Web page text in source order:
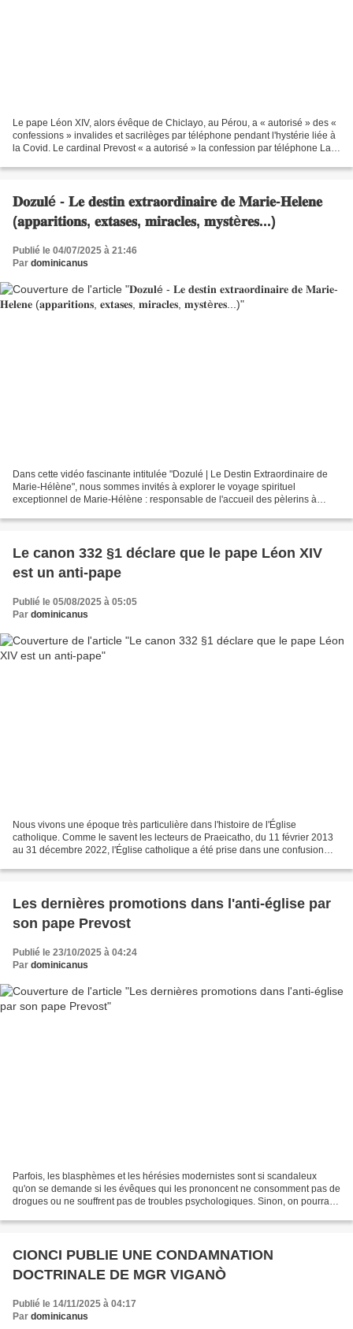
Le pape Léon XIV, alors évêque de Chiclayo, au Pérou, a « autorisé » des «
confessions » invalides et sacrilèges par téléphone pendant l'hystérie liée à
la Covid. Le cardinal Prevost « a autorisé » la confession par téléphone La
𝐃𝐨𝐳𝐮𝐥é - 𝐋𝐞 𝐝𝐞𝐬𝐭𝐢𝐧 𝐞𝐱𝐭𝐫𝐚𝐨𝐫𝐝𝐢𝐧𝐚𝐢𝐫𝐞 𝐝𝐞 𝐌𝐚𝐫𝐢𝐞-𝐇𝐞𝐥𝐞𝐧𝐞
(𝐚𝐩𝐩𝐚𝐫𝐢𝐭𝐢𝐨𝐧𝐬, 𝐞𝐱𝐭𝐚𝐬𝐞𝐬, 𝐦𝐢𝐫𝐚𝐜𝐥𝐞𝐬, 𝐦𝐲𝐬𝐭è𝐫𝐞𝐬...)
Publié le 04/07/2025 à 21:46
Par dominicanus
Dans cette vidéo fascinante intitulée "Dozulé | Le Destin Extraordinaire de
Marie-Hélène", nous sommes invités à explorer le voyage spirituel
exceptionnel de Marie-Hélène : responsable de l'accueil des pèlerins à
Le canon 332 §1 déclare que le pape Léon XIV
est un anti-pape
Publié le 05/08/2025 à 05:05
Par dominicanus
Nous vivons une époque très particulière dans l'histoire de l'Église
catholique. Comme le savent les lecteurs de Praeicatho, du 11 février 2013
au 31 décembre 2022, l'Église catholique a été prise dans une confusion
Les dernières promotions dans l'anti-église par
son pape Prevost
Publié le 23/10/2025 à 04:24
Par dominicanus
Parfois, les blasphèmes et les hérésies modernistes sont si scandaleux
qu'on se demande si les évêques qui les prononcent ne consomment pas de
drogues ou ne souffrent pas de troubles psychologiques. Sinon, on pourrait
CIONCI PUBLIE UNE CONDAMNATION
DOCTRINALE DE MGR VIGANÒ
Publié le 14/11/2025 à 04:17
Par dominicanus